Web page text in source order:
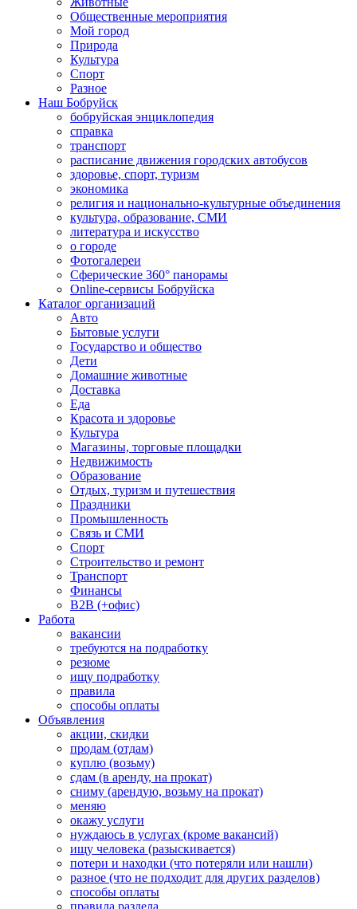
Общественные мероприятия
Мой город
Природа
Культура
Спорт
Разное
Наш Бобруйск
бобруйская энциклопедия
справка
транспорт
расписание движения городских автобусов
здоровье, спорт, туризм
экономика
религия и национально-культурные объединения
культура, образование, СМИ
литература и искусство
о городе
Фотогалереи
Сферические 360° панорамы
Online-сервисы Бобруйска
Каталог организаций
Авто
Бытовые услуги
Государство и общество
Дети
Домашние животные
Доставка
Еда
Красота и здоровье
Культура
Магазины, торговые площадки
Недвижимость
Образование
Отдых, туризм и путешествия
Праздники
Промышленность
Связь и СМИ
Спорт
Строительство и ремонт
Транспорт
Финансы
B2B (+офис)
Работа
вакансии
требуются на подработку
резюме
ищу подработку
правила
способы оплаты
Объявления
акции, скидки
продам (отдам)
куплю (возьму)
сдам (в аренду, на прокат)
сниму (арендую, возьму на прокат)
меняю
окажу услуги
нуждаюсь в услугах (кроме вакансий)
ищу человека (разыскивается)
потери и находки (что потеряли или нашли)
разное (что не подходит для других разделов)
способы оплаты
правила раздела